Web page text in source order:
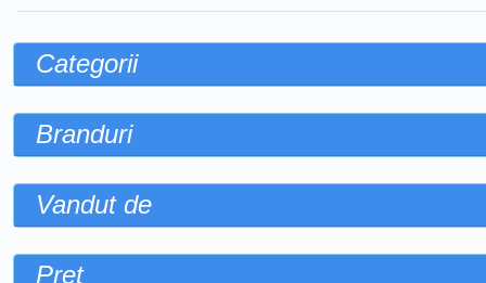
Categorii
Branduri
Vandut de
Pret